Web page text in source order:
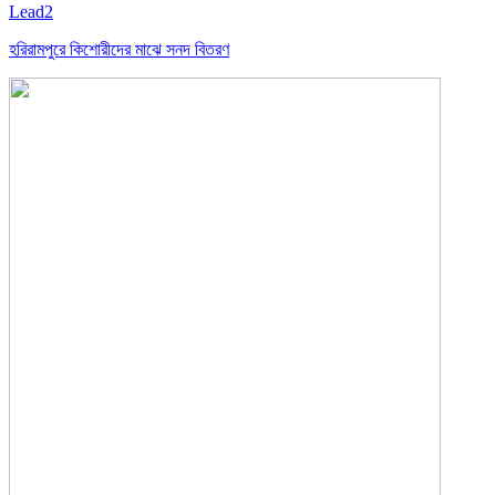
Lead2
হরিরামপুরে কিশোরীদের মাঝে সনদ বিতরণ